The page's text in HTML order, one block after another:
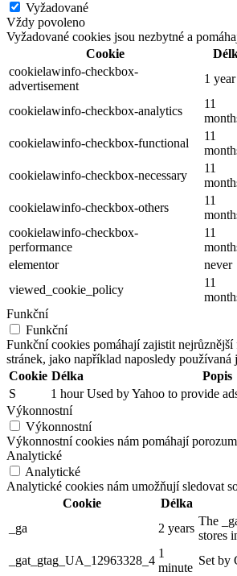
Vyžadované
Vždy povoleno
Vyžadované cookies jsou nezbytné a
Cookie
cookielawinfo-checkbox-
advertisement
1 year
cookielawinfo-checkbox-analytics
11
cookielawinfo-checkbox-functional
11
cookielawinfo-checkbox-necessary
11
cookielawinfo-checkbox-others
11
cookielawinfo-checkbox-
performance
11
elementor
never
viewed_cookie_policy
11
Funkční
Funkční
Funkční cookies pomáhají zajistit
stránek, jako například naposledy používaná
Cookie Délka
Popis
S
1 hour Used by Yahoo to provide
Výkonnostní
Výkonnostní
Výkonnostní cookies nám pomáhají
Analytické
Analytické
Analytické cookies nám umožňují sledovat
Cookie
Délka
_ga
2 years
The
stores
_gat_gtag_UA_12963328_4
1
minute
Set by